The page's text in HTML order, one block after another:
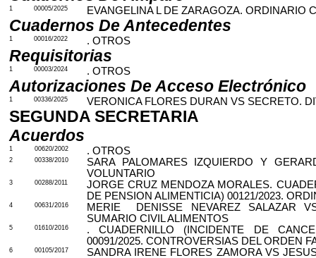
1 00005/2025 EVANGELINA L DE ZARAGOZA. ORDINARIO
Cuadernos De Antecedentes
1 00016/2022 . OTROS
Requisitorias
1 00003/2024 . OTROS
Autorizaciones De Acceso Electrónico
1 00336/2025 VERONICA FLORES DURAN VS SECRETO.
SEGUNDA SECRETARIA
Acuerdos
1 00620/2002 . OTROS
2 00338/2010
SARA PALOMARES IZQUIERDO Y
VOLUNTARIO
3 00288/2011
JORGE CRUZ MENDOZA MORALES.
DE PENSION ALIMENTICIA) 00121/2023.
4 00631/2016 MERIE DENISSE NEVAREZ SALAZAR
SUMARIO CIVIL ALIMENTOS
5 01610/2016
. CUADERNILLO (INCIDENTE DE
00091/2025. CONTROVERSIAS DEL ORDEN
6 00105/2017
SANDRA IRENE FLORES ZAMORA VS